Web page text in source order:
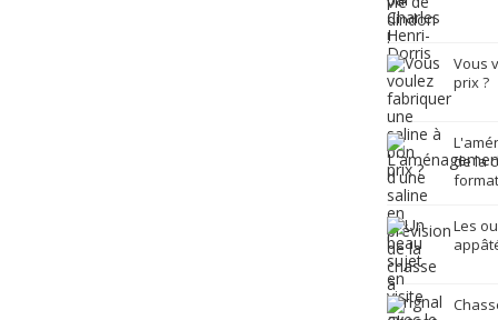
Vous
prix ?
de la
Les